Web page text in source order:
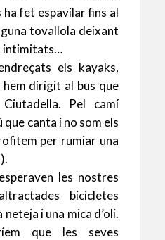
ha fet espavilar fins al
tovallola deixant
intimitats…
els kayaks,
hem dirigit al bus que
Pel camí
que canta i no som els
per rumiar una
les nostres
bicicletes
i una mica d’oli.
que les seves